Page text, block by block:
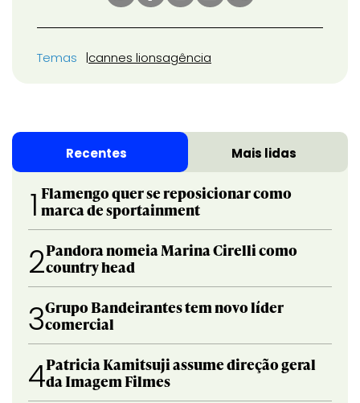
Temas cannes lionsagência
Recentes Mais lidas
1 Flamengo quer se reposicionar como
marca de sportainment
2Pandora nomeia Marina Cirelli como
country head
3Grupo Bandeirantes tem novo líder
comercial
4Patricia Kamitsuji assume direção geral
da Imagem Filmes